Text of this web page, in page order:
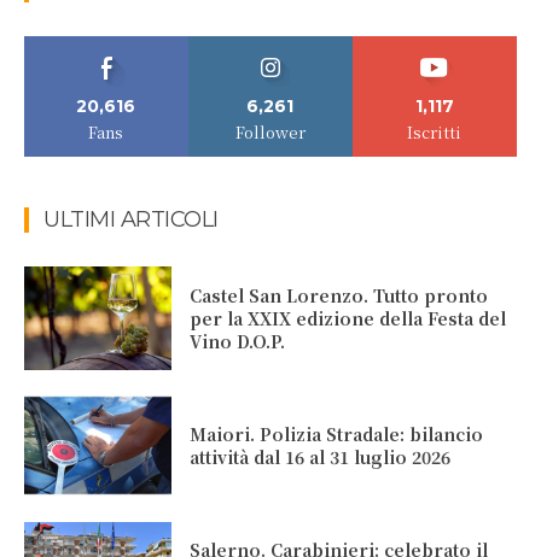
20,616
Fans
6,261
Follower
1,117
Iscritti
ULTIMI ARTICOLI
Castel San Lorenzo. Tutto pronto
per la XXIX edizione della Festa del
Vino D.O.P.
Maiori. Polizia Stradale: bilancio
attività dal 16 al 31 luglio 2026
Salerno. Carabinieri: celebrato il